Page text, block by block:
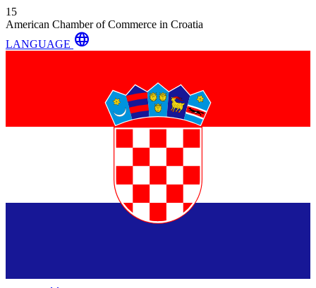
15
American Chamber of Commerce in Croatia
LANGUAGE language